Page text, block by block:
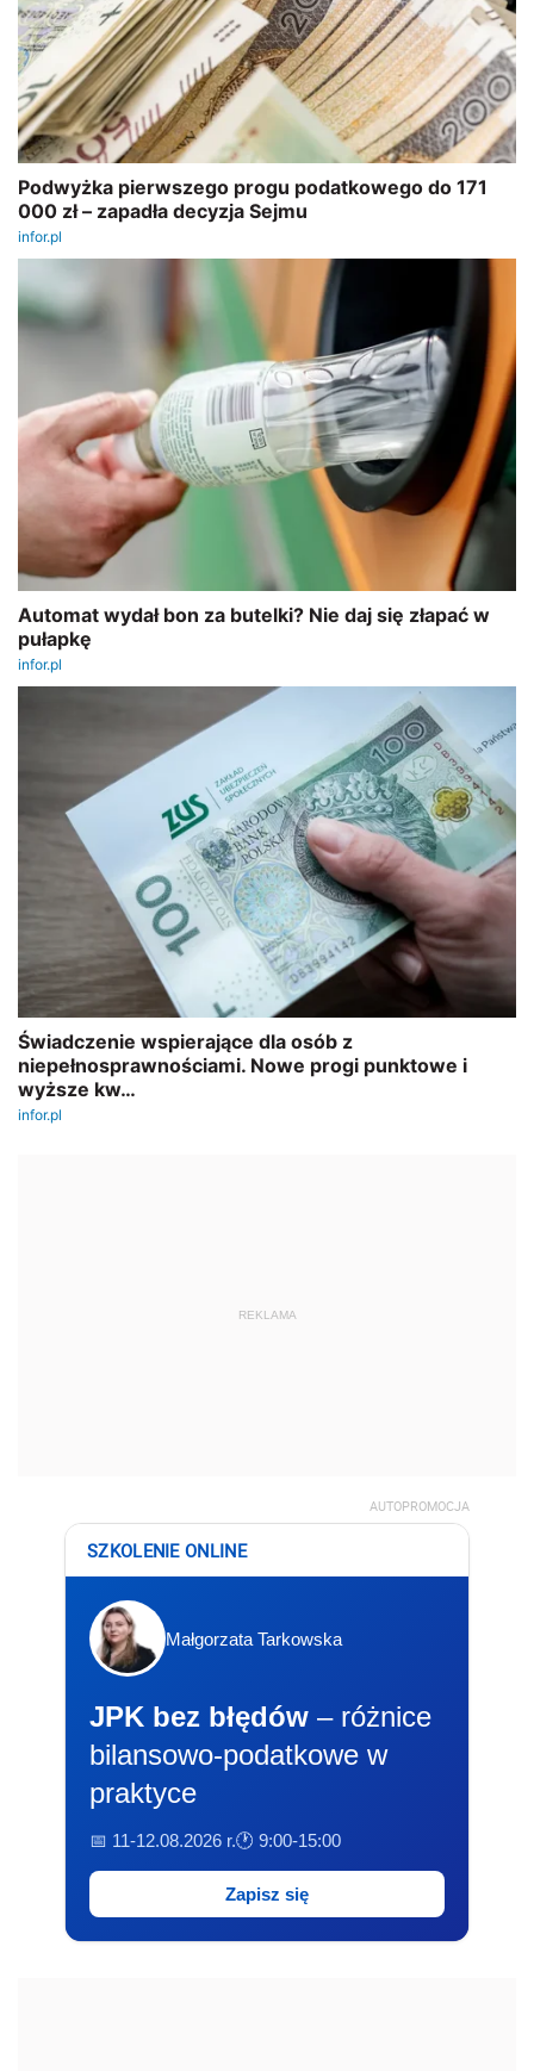
REKLAMA
AUTOPROMOCJA
SZKOLENIE ONLINE
Małgorzata Tarkowska
JPK bez błędów – różnice
bilansowo-podatkowe w
praktyce
📅 11-12.08.2026 r.🕐 9:00-15:00
Zapisz się